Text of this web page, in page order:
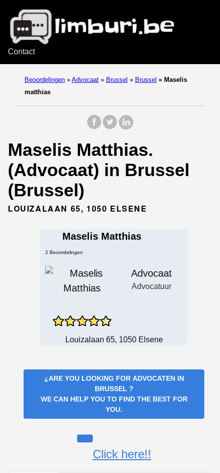
Contact
Beoordelingen » Advocaat » Brussel » Brussel » Maselis
matthias
Maselis Matthias.
(Advocaat) in Brussel
(Brussel)
LOUIZALAAN 65, 1050 ELSENE
Maselis Matthias
2 Beoordelingen
Advocaat
Advocatuur
Louizalaan 65, 1050 Elsene
¿ARE YOU LOOKING FOR ADVOCATEN IN
BRUSSEL ?
WE CAN HELP YOU TO FIND THE BEST FOR
YOU.
Click here!!